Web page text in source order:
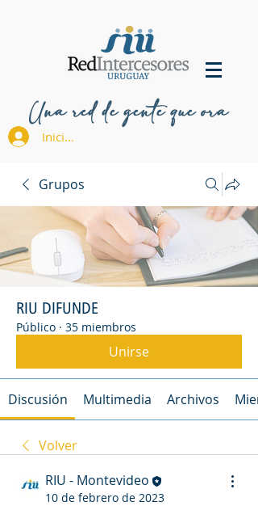
Una red de gente que ora
Iniciar sesión
Grupos
RIU DIFUNDE
Público · 35 miembros
Unirse
Discusión Multimedia Archivos
Volver
RIU - Montevideo
10 de febrero de 2023